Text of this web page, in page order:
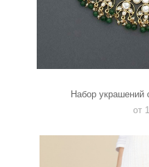
Набор украшений
от